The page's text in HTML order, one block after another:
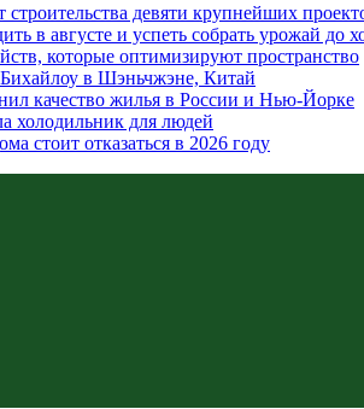
девяти крупнейших
в августе и успеть собрать урожай до
которые оптимизируют пространство
в Шэньчжэне, Китай
качество жилья в России и Нью-Йорке
холодильник для людей
стоит отказаться в 2026 году